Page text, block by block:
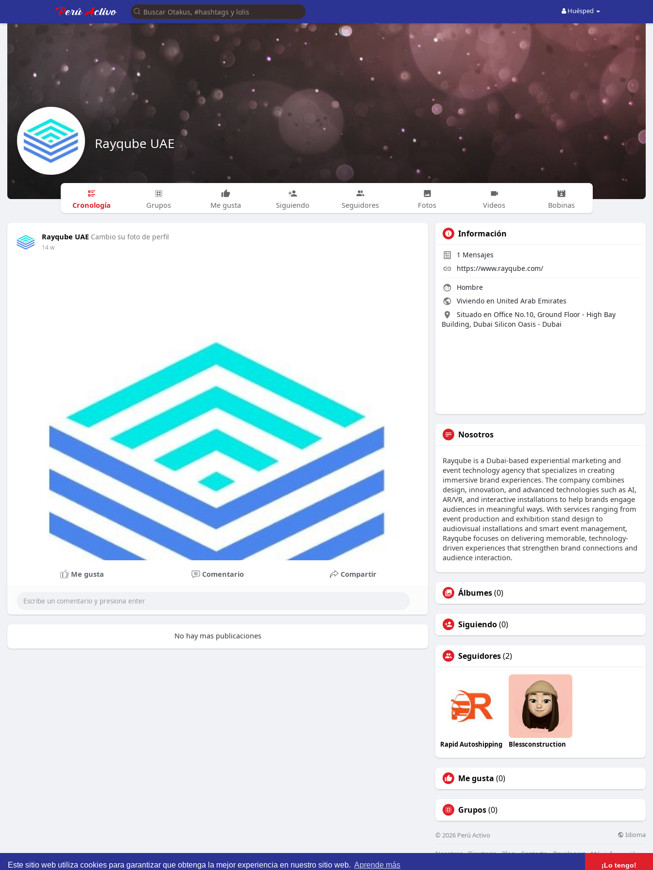
Este sitio web utiliza cookies para garantizar que obtenga la mejor experiencia en nuestro sitio web. Aprende más ¡Lo tengo!
Huésped
Rayqube UAE
Cronología Grupos Me gusta Siguiendo Seguidores Fotos Videos Bobinas
Rayqube UAE Cambio su foto de perfil
14 w
Me gusta Comentario Compartir
No hay mas publicaciones
Información
1 Mensajes
https://www.rayqube.com/
Hombre
Viviendo en United Arab Emirates
Situado en Office No.10, Ground Floor - High Bay
Building, Dubai Silicon Oasis - Dubai
Nosotros
Rayqube is a Dubai-based experiential marketing and
event technology agency that specializes in creating
immersive brand experiences. The company combines
design, innovation, and advanced technologies such as AI,
AR/VR, and interactive installations to help brands engage
audiences in meaningful ways. With services ranging from
event production and exhibition stand design to
audiovisual installations and smart event management,
Rayqube focuses on delivering memorable, technology-
driven experiences that strengthen brand connections and
audience interaction.
Álbumes(0)
Siguiendo(0)
Seguidores(2)
Rapid Autoshipping Blessconstruction
Me gusta (0)
Grupos(0)
© 2026 Perú Activo Idioma
Nosotros Directorio Blog Contacto Developers Más información